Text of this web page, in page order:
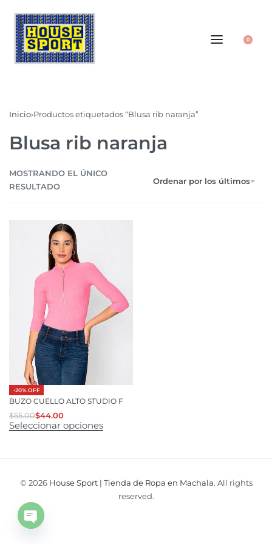
0
Inicio›Productos etiquetados “Blusa rib naranja”
Blusa rib naranja
MOSTRANDO EL ÚNICO
RESULTADO
Ordenar por los últimos
-20% OFF
BUZO CUELLO ALTO STUDIO F
$55.00$44.00
Seleccionar opciones
© 2026 House Sport | Tienda de Ropa en Machala. All rights
reserved.
Open